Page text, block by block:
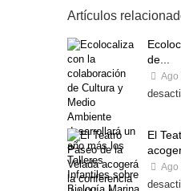
Artículos
de...
Ago
El
Ago